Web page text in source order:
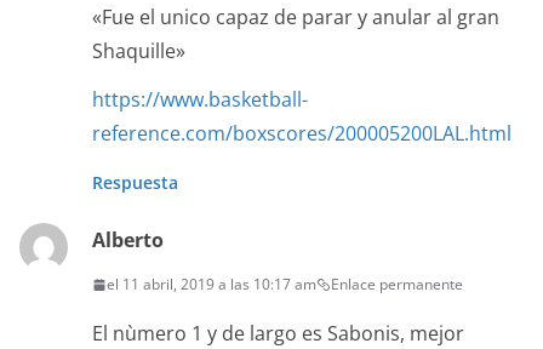
«Fue el unico capaz de parar y anular al gran
Shaquille»
https://www.basketball-
reference.com/boxscores/200005200LAL.html
Respuesta
Alberto
el 11 abril, 2019 a las 10:17 am Enlace permanente
El nùmero 1 y de largo es Sabonis, mejor